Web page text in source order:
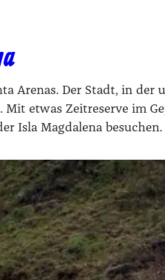
Arenas. Der Stadt, in der
Mit etwas Zeitreserve im
Isla Magdalena besuchen.